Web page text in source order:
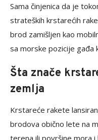
Sama činjenica da je
strateških krstarećih
brod zamišljen kao
sa morske pozicije gađa
Šta znače
zemlja
Krstareće rakete
brodova obično lete na
terena ili površine mora